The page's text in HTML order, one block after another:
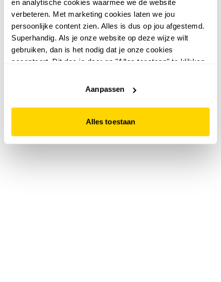
en analytische cookies waarmee we de website
verbeteren. Met marketing cookies laten we jou
persoonlijke content zien. Alles is dus op jou afgestemd.
Superhandig. Als je onze website op deze wijze wilt
gebruiken, dan is het nodig dat je onze cookies
accepteert. Dit doe je door op "Alles toestaan" te klikken.
website niet optimaal functioneert.
Aanpassen
Alles toestaan